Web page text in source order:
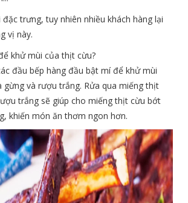
trưng, tuy nhiên nhiều khách hàng lại
vị này.
khử mùi của thịt cừu?
đầu bếp hàng đầu bật mí để khử mùi
và rượu trắng. Rửa qua miếng thịt
trắng sẽ giúp cho miếng thịt cừu bớt
khiến món ăn thơm ngon hơn.